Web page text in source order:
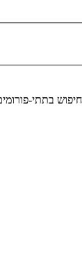
בתתי-